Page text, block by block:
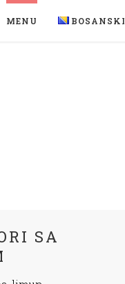
MENU BOSANSKI
SA